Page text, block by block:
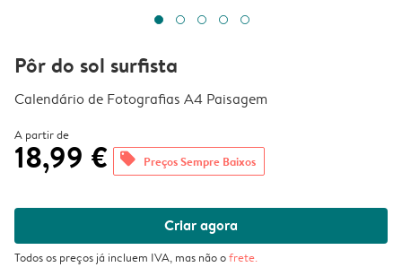
Pôr do sol surfista
Calendário de Fotografias A4 Paisagem
A partir de
18,99 € offers Preços Sempre Baixos
Criar agora
Todos os preços já incluem IVA, mas não ofrete.